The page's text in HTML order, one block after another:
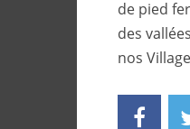
de pied
des
nos